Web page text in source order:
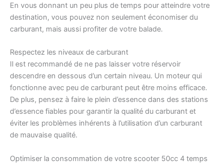
En vous donnant un peu plus de temps pour atteindre votre
destination, vous pouvez non seulement économiser du
carburant, mais aussi profiter de votre balade.
Respectez les niveaux de carburant
Il est recommandé de ne pas laisser votre réservoir
descendre en dessous d’un certain niveau. Un moteur qui
fonctionne avec peu de carburant peut être moins efficace.
De plus, pensez à faire le plein d’essence dans des stations
d’essence fiables pour garantir la qualité du carburant et
éviter les problèmes inhérents à l’utilisation d’un carburant
de mauvaise qualité.
Optimiser la consommation de votre scooter 50cc 4 temps